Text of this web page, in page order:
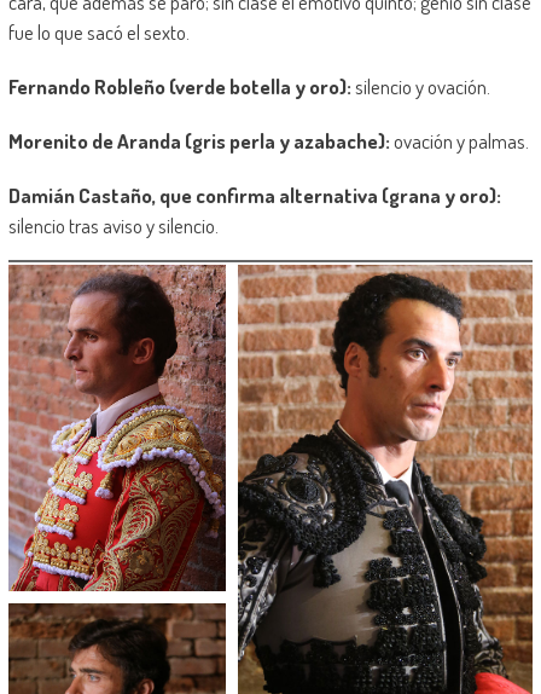
fue lo que sacó el sexto.
Fernando Robleño (verde botella y oro):silencio y ovación.
Morenito de Aranda (gris perla y azabache):ovación y palmas.
Damián Castaño, que confirma alternativa (grana y oro):
silencio tras aviso y silencio.